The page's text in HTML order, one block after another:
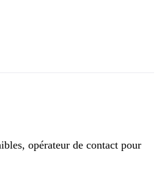
opérateur de contact pour